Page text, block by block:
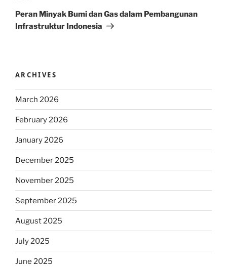
Post
Peran Minyak Bumi dan Gas dalam Pembangunan
Infrastruktur Indonesia
ARCHIVES
March 2026
February 2026
January 2026
December 2025
November 2025
September 2025
August 2025
July 2025
June 2025